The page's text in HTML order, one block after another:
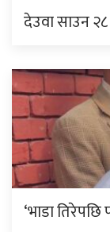
देउवा साउन
‘भाडा तिरेपछि